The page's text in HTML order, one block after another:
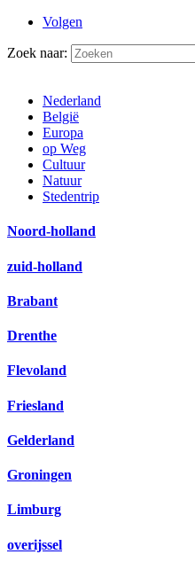
Volgen
Zoek naar:
Nederland
België
Europa
op Weg
Cultuur
Natuur
Stedentrip
Noord-holland
zuid-holland
Brabant
Drenthe
Flevoland
Friesland
Gelderland
Groningen
Limburg
overijssel